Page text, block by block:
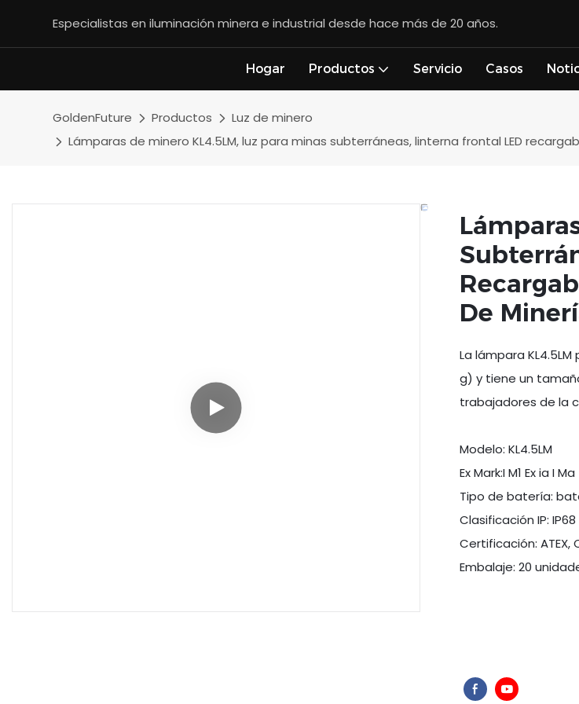
Especialistas en iluminación minera e industrial desde hace más de 20 años.
Hogar Productos Servicio Casos
GoldenFuture Productos
Luz de minero
Lámparas de minero KL4.5LM, luz para minas subterráneas, linterna frontal LED
De
La lámpara
g) y tiene un
trabajadores de la
Modelo: KL4.5LM
Ex Mark:I M1 Ex ia I Ma
Tipo de batería:
Clasificación IP: IP68
Certificación: ATEX,
Embalaje: 20